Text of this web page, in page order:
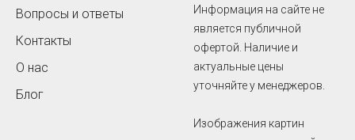
Вопросы и ответы
Контакты
О нас
Блог
Информация на сайте не
является публичной
офертой. Наличие и
актуальные цены
уточняйте у менеджеров.
Изображения картин